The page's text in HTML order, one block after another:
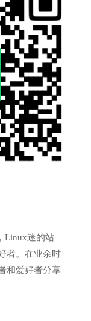
Linux迷的站
者。在业余时
和爱好者分享